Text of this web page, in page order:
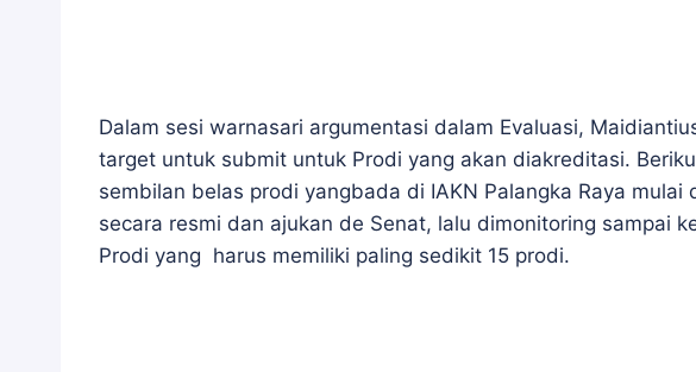
Dalam sesi warnasari argumentasi dalam Evaluasi,
target untuk submit untuk Prodi yang akan diakreditasi.
sembilan belas prodi yangbada di IAKN Palangka Raya
secara resmi dan ajukan de Senat, lalu dimonitoring sampai
Prodi yang harus memiliki paling sedikit 15 prodi.